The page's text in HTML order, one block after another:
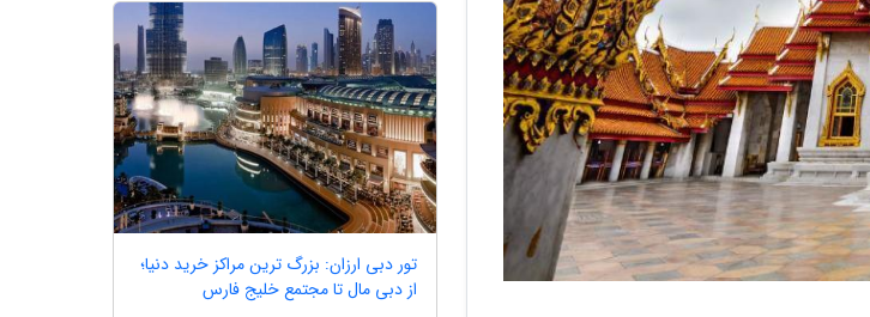
تور دبی ارزان: بزرگ ترین مراکز خرید دنیا؛
از دبی مال تا مجتمع خلیج فارس